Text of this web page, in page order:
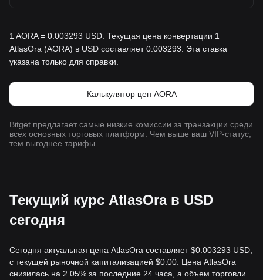
1 AORA = 0.003293 USD. Текущая цена конвертации 1
AtlasOra (AORA) в USD составляет 0.003293. Эта ставка
указана только для справки.
Калькулятор цен AORA
Bitget предлагает самые низкие комиссии за транзакции среди
всех основных торговых платформ. Чем выше ваш VIP-статус,
тем выгоднее тарифы.
Текущий курс AtlasOra в USD
сегодня
Сегодня актуальная цена AtlasOra составляет $0.003293 USD,
с текущей рыночной капитализацией $0.00. Цена AtlasOra
снизилась на 2.05% за последние 24 часа, а объем торговли